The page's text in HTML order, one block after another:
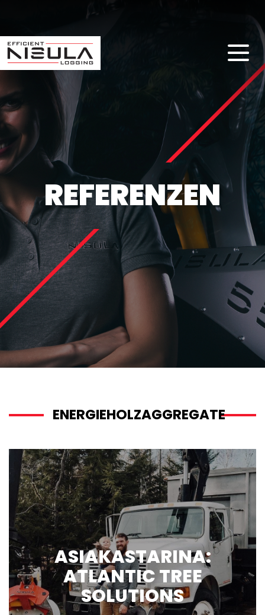
REFERENZEN
ENERGIEHOLZAGGREGATE
ASIAKASTARINA:
ATLANTIC TREE
SOLUTIONS